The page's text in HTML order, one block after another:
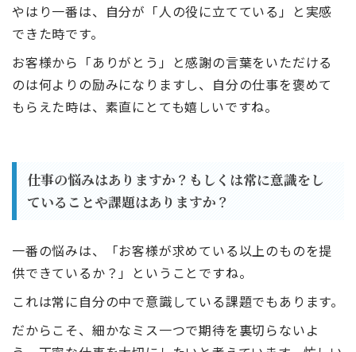
やはり一番は、自分が「人の役に立てている」と実感
できた時です。
お客様から「ありがとう」と感謝の言葉をいただける
のは何よりの励みになりますし、自分の仕事を褒めて
もらえた時は、素直にとても嬉しいですね。
仕事の悩みはありますか？ もしくは常に意識をし
ていることや課題はありますか？
一番の悩みは、「お客様が求めている以上のものを提
供できているか？」ということですね。
これは常に自分の中で意識している課題でもあります。
だからこそ、細かなミス一つで期待を裏切らないよ